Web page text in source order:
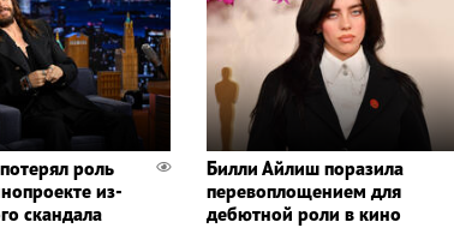
роль
из-
скандала
Билли Айлиш поразила
перевоплощением для
дебютной роли в кино